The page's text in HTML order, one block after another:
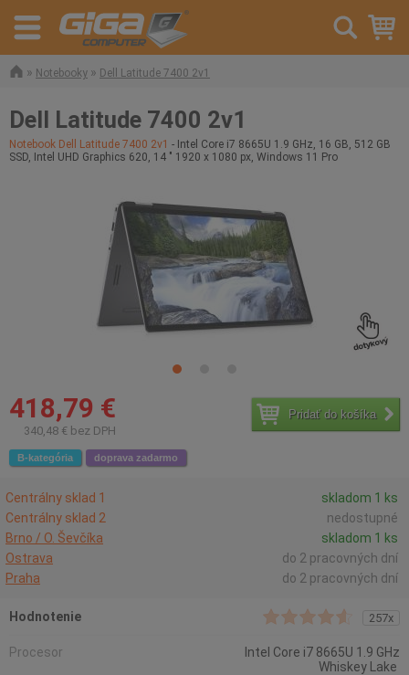
» Notebooky » Dell Latitude 7400 2v1
Dell Latitude 7400 2v1
Notebook Dell Latitude 7400 2v1 - Intel Core i7 8665U 1.9 GHz, 16 GB, 512 GB
SSD, Intel UHD Graphics 620, 14 " 1920 x 1080 px, Windows 11 Pro
418,79 €
340,48 € bez DPH
Pridať do košíka
B-kategória doprava zadarmo
Centrálny sklad 1
skladom 1 ks
Centrálny sklad 2
nedostupné
Brno / O. Ševčíka
skladom 1 ks
Ostrava
do 2 pracovných dní
Praha
do 2 pracovných dní
Hodnotenie 257x
Procesor
Intel Core i7 8665U 1.9 GHz
Whiskey Lake